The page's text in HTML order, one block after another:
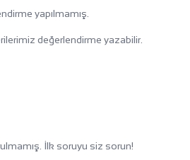
yapılmamış.
değerlendirme yazabilir.
İlk soruyu siz sorun!